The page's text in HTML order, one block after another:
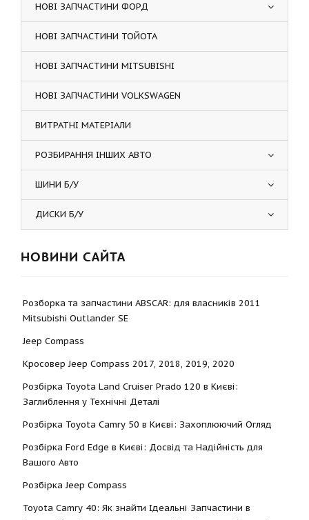
НОВІ ЗАПЧАСТИНИ ФОРД
НОВІ ЗАПЧАСТИНИ ТОЙОТА
НОВІ ЗАПЧАСТИНИ MITSUBISHI
НОВІ ЗАПЧАСТИНИ VOLKSWAGEN
ВИТРАТНІ МАТЕРІАЛИ
РОЗБИРАННЯ ІНШИХ АВТО
ШИНИ Б/У
ДИСКИ Б/У
НОВИНИ САЙТА
Розборка та запчастини ABSCAR: для власників 2011
Mitsubishi Outlander SE
Jeep Compass
Кросовер Jeep Compass 2017, 2018, 2019, 2020
Розбірка Toyota Land Cruiser Prado 120 в Києві:
Заглиблення у Технічні Деталі
Розбірка Toyota Camry 50 в Києві: Захоплюючий Огляд
Розбірка Ford Edge в Києві: Досвід та Надійність для
Вашого Авто
Розбірка Jeep Compass
Toyota Camry 40: Як знайти Ідеальні Запчастини в